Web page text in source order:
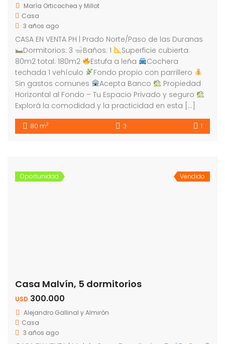
María Orticochea y Millot
Casa
3 años ago
CASA EN VENTA PH | Prado Norte/Paso de las Duranas
Dormitorios: 3
Baños: 1
Superficie cubierta:
80m2 total: 180m2
Estufa a leña
Cochera
techada 1 vehículo
Fondo propio con parrillero
Sin gastos comunes
Acepta Banco
Propiedad
Horizontal al Fondo – Tu Espacio Privado y seguro
Explorá la comodidad y la practicidad en esta […]
80 m2 3 1
Oportunidad Vendido
Casa Malvín, 5 dormitorios
USD 300.000
Alejandro Gallinal y Almirón
Casa
3 años ago